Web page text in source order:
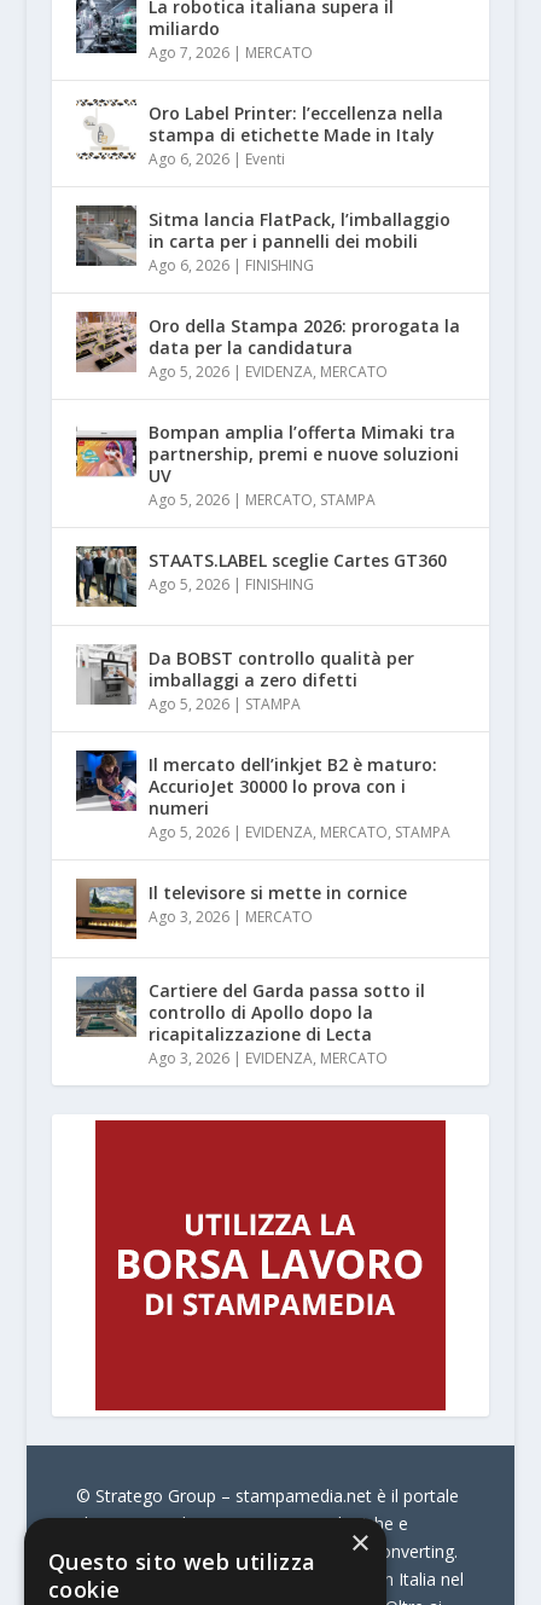
La robotica italiana supera il
miliardo
Ago 7, 2026| MERCATO
Oro Label Printer: l’eccellenza nella
stampa di etichette Made in Italy
Ago 6, 2026| Eventi
Sitma lancia FlatPack, l’imballaggio
in carta per i pannelli dei mobili
Ago 6, 2026| FINISHING
Oro della Stampa 2026: prorogata la
data per la candidatura
Ago 5, 2026| EVIDENZA, MERCATO
Bompan amplia l’offerta Mimaki tra
partnership, premi e nuove soluzioni
UV
Ago 5, 2026| MERCATO, STAMPA
STAATS.LABEL sceglie Cartes GT360
Ago 5, 2026| FINISHING
Da BOBST controllo qualità per
imballaggi a zero difetti
Ago 5, 2026| STAMPA
Il mercato dell’inkjet B2 è maturo:
AccurioJet 30000 lo prova con i
numeri
Ago 5, 2026| EVIDENZA, MERCATO, STAMPA
Il televisore si mette in cornice
Ago 3, 2026| MERCATO
Cartiere del Garda passa sotto il
controllo di Apollo dopo la
ricapitalizzazione di Lecta
Ago 3, 2026| EVIDENZA, MERCATO
© Stratego Group – stampamedia.net è il portale
che racconta le innovazioni tecnologiche e
l’attualità delle aziende di stampa e di converting.
È il portale di riferimento per chi opera in Italia nel
×
Questo sito web utilizza
cookie